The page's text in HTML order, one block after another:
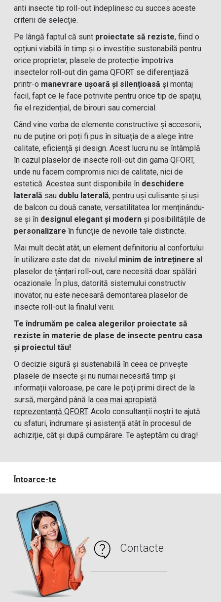
anti insecte tip roll-out îndeplinesc cu succes aceste
criterii de selecție.
Pe lângă faptul că sunt proiectate să reziste, fiind o
opțiuni viabilă în timp și o investiție sustenabilă pentru
orice proprietar, plasele de protecție împotriva
insectelor roll-out din gama QFORT se diferențiază
printr-o manevrare ușoară și silențioasă și montaj
facil, fapt ce le face potrivite pentru orice tip de spațiu,
fie el rezidențial, de birouri sau comercial.
Când vine vorba de elemente constructive și accesorii,
nu de puține ori poți fi pus în situația de a alege între
calitate, eficiență și design. Acest lucru nu se întâmplă
în cazul plaselor de insecte roll-out din gama QFORT,
unde nu facem compromis nici de calitate, nici de
estetică. Acestea sunt disponibile în deschidere
laterală sau dublu laterală, pentru uși culisante și uși
de balcon cu două canate, versatilitatea lor menținându-
se și în designul elegant și modern și posibilitățile de
personalizare în funcție de nevoile tale distincte.
Mai mult decât atât, un element definitoriu al confortului
în utilizare este dat de nivelul minim de întreținere al
plaselor de țânțari roll-out, care necesită doar spălări
ocazionale. În plus, datorită sistemului constructiv
inovator, nu este necesară demontarea plaselor de
insecte roll-out la finalul verii.
Te îndrumăm pe calea alegerilor proiectate să
reziste în materie de plase de insecte pentru casa
și proiectul tău!
O decizie sigură și sustenabilă în ceea ce privește
plasele de insecte și nu numai necesită timp și
informații valoroase, pe care le poți primi direct de la
sursă, mergând până lacea mai apropiată
reprezentanță QFORT. Acolo consultanții noștri te ajută
cu sfaturi, îndrumare și asistență atât în procesul de
achiziție, cât și după cumpărare. Te așteptăm cu drag!
Întoarce-te
Contacte